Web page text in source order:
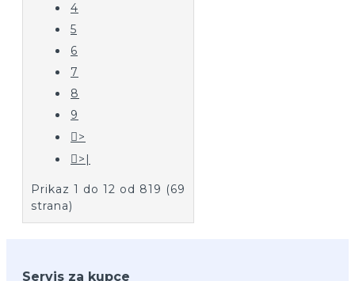
4
5
6
7
8
9
>
>|
Prikaz 1 do 12 od 819 (69
strana)
Servis za kupce